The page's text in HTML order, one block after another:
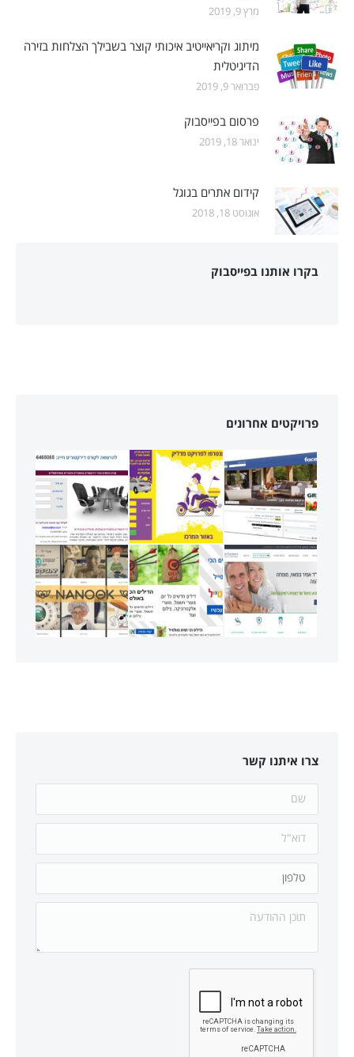
מרץ 9, 2019
מיתוג וקריאייטיב איכותי קוצר בשבילך הצלחות בזירה
הדיגיטלית
פברואר 9, 2019
פרסום בפייסבוק
ינואר 18, 2019
קידום אתרים בגוגל
אוגוסט 18, 2018
בקרו אותנו בפייסבוק
פרויקטים אחרונים
צרו איתנו קשר